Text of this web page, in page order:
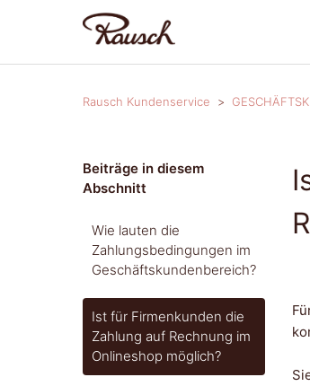
Rausch Kundenservice
Beiträge in diesem
Abschnitt
Wie lauten die
Zahlungsbedingungen im
Geschäftskundenbereich?
Ist für Firmenkunden die
Zahlung auf Rechnung im
Onlineshop möglich?